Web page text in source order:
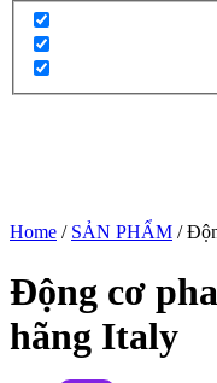
Home / SẢN PHẨM /
Động cơ
hãng Italy